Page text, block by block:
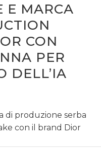
E MARCA
CON
PER
DELL’IA
di produzione serba
con il brand Dior